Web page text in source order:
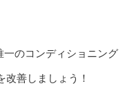
のコンディショニング
善しましょう！